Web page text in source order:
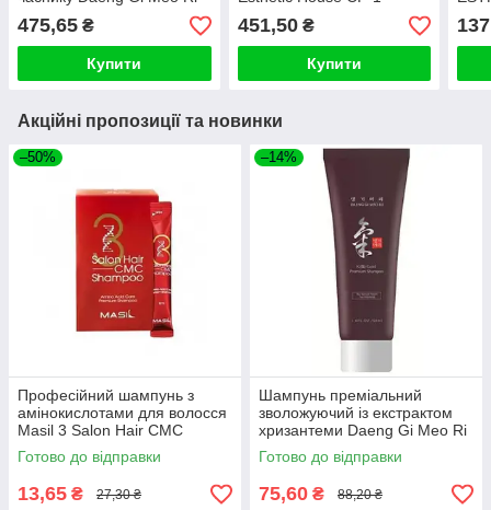
Black Garlic Curcumin
Shampoo 500ml
475,65 ₴
Купити
3Seconds Hair Fill-Up
Shampoo 500ml
451,50₴
Купити
Акційні пропозиції та новинки
–50%
Професійний шампунь з
амінокислотами для волосся
Masil 3 Salon Hair CMC
Shampoo (1 шт)
Готово до відправки
13,65 ₴ 27,30 ₴
–14%
Шампунь преміальний
зволожуючий із екстрактом
хризантеми Daeng Gi Meo Ri
Ki Gold Shampoo 50ml
Готово до відправки
75,60 ₴ 88,20 ₴